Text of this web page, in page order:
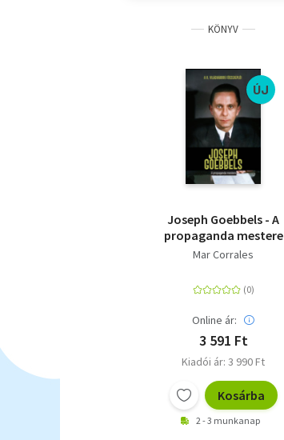
KÖNYV
ÚJ
Joseph Goebbels - A
propaganda mestere
Mar Corrales
Online ár:
3 591 Ft
Kiadói ár: 3 990 Ft
Kosárba
2 - 3 munkanap